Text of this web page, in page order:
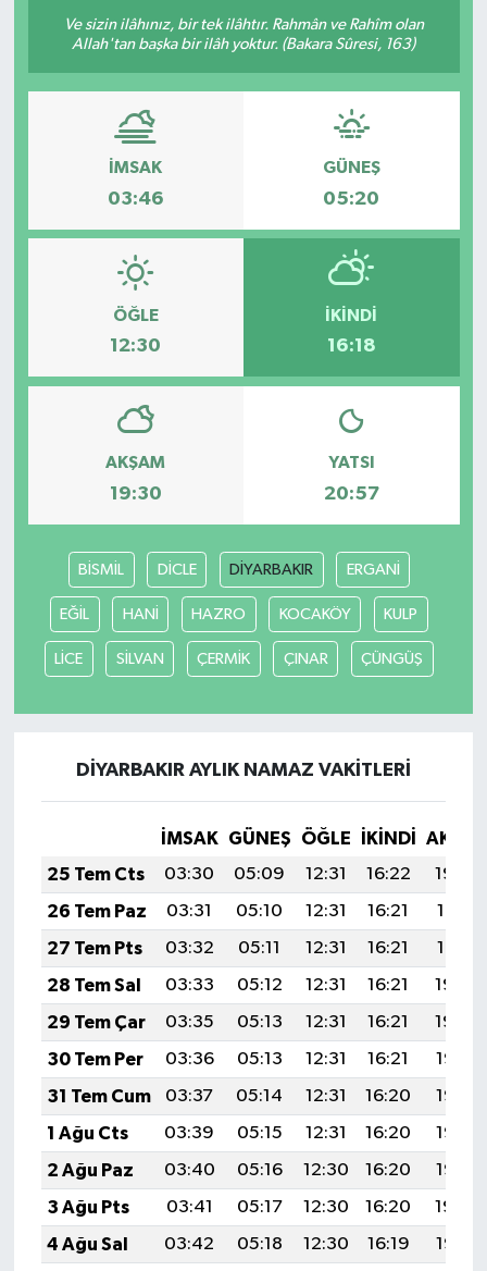
Ve sizin ilâhınız, bir tek ilâhtır. Rahmân ve Rahîm olan
Allah'tan başka bir ilâh yoktur. (Bakara Sûresi, 163)
İMSAK
03:46
GÜNEŞ
05:20
ÖĞLE
12:30
İKINDI
16:18
AKŞAM
19:30
YATSI
20:57
BİSMİL DİCLE DİYARBAKIR ERGANİ
EĞİL HANİ HAZRO KOCAKÖY KULP
LİCE SİLVAN ÇERMİK ÇINAR ÇÜNGÜŞ
DİYARBAKIR AYLIK NAMAZ VAKITLERI
İMSAK GÜNEŞ ÖĞLE İKINDI
25 Tem Cts
03:30 05:09 12:31 16:22
19:42
26 Tem Paz
03:31 05:10 12:31 16:21
19:41
27 Tem Pts
03:32 05:11 12:31 16:21
19:41
28 Tem Sal
03:33 05:12 12:31 16:21
19:40
29 Tem Çar
03:35 05:13 12:31 16:21
19:39
30 Tem Per
03:36 05:13 12:31 16:21
19:38
31 Tem Cum
03:37 05:14 12:31 16:20
19:37
1 Ağu Cts
03:39 05:15 12:31 16:20
19:36
2 Ağu Paz
03:40 05:16 12:30 16:20
19:35
3 Ağu Pts
03:41 05:17 12:30 16:20
19:34
4 Ağu Sal
03:42 05:18 12:30 16:19
19:33
ÖZEL HABER
RÖPORTAJLAR
SAĞLIK
SİYASET
GÜNCEL